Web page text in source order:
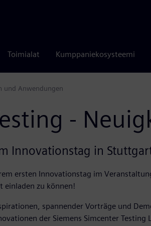
Toimialat Kumppaniekosysteemi
und Anwendungen
-
Innovationstag in
ersten Innovationstag im
einladen zu können!
spannender Vorträge und
der Siemens Simcenter Testing